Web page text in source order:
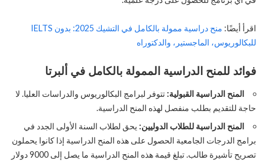
اقرأ أيضًا:
منح دراسية ممولة بالكامل في التشيك 2025: بدون IELTS
للبكالوريوس، الماجستير، والدكتوراه
فوائد للمنح الدراسية الممولة بالكامل في ألبرتا
المنح الدراسية القبولية: تتوفر لبرامج البكالوريوس والدراسات العليا. لا
حاجة للتقديم بطلب منفصل لهذه المنح الدراسية.
المنح الدراسية للطلاب الدوليين: يحق لطلاب السنة الأولى الجدد في
برامج الدرجات الجامعية الحصول على هذه المنح الدراسية إذا كانوا يحملون
تصريح تأشيرة طالب. تبلغ قيمة هذه المنح الدراسية ما يصل إلى 9000 دولار